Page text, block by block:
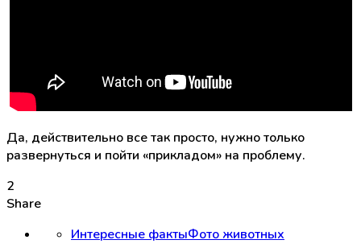
Да, действительно все так просто, нужно только
развернуться и пойти «прикладом» на проблему.
2
Share
Интересные фактыФото животных